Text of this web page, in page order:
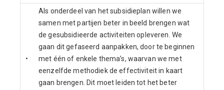
•
Als onderdeel van het subsidieplan willen we
samen met partijen beter in beeld brengen wat
de gesubsidieerde activiteiten opleveren. We
gaan dit gefaseerd aanpakken, door te beginnen
met één of enkele thema’s, waarvan we met
eenzelfde methodiek de effectiviteit in kaart
gaan brengen. Dit moet leiden tot het beter